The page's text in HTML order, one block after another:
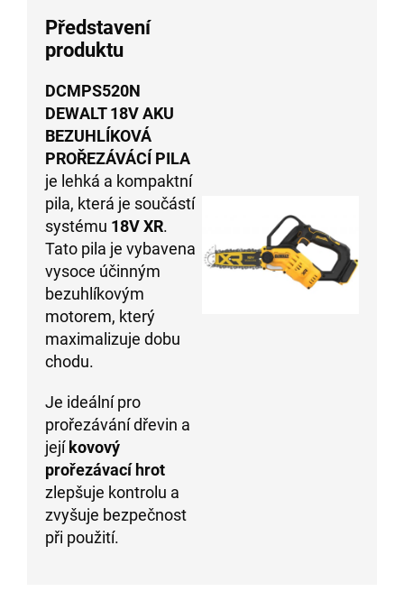
Představení
produktu
DCMPS520N
DEWALT 18V AKU
BEZUHLÍKOVÁ
PROŘEZÁVÁCÍ PILA
je lehká a kompaktní
pila, která je součástí
systému 18V XR.
Tato pila je vybavena
vysoce účinným
bezuhlíkovým
motorem, který
maximalizuje dobu
chodu.
Je ideální pro
prořezávání dřevin a
jejíkovový
prořezávací hrot
zlepšuje kontrolu a
zvyšuje bezpečnost
při použití.